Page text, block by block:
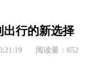
出行的新选择
阅读量：652